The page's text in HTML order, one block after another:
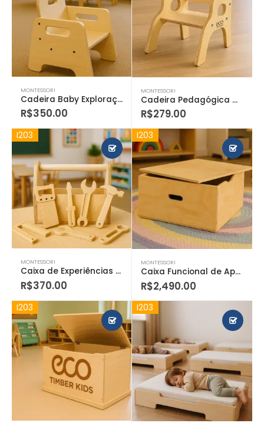
MONTESSORI
Cadeira Baby Exploração Inicial
R$350.00
MONTESSORI
Cadeira Pedagógica Montessori
R$279.00
I203
MONTESSORI
Caixa de Experiências Construtivas
R$370.00
I203
MONTESSORI
Caixa Funcional de Apoio à Rotina Escolar
R$2,490.00
I203 I203